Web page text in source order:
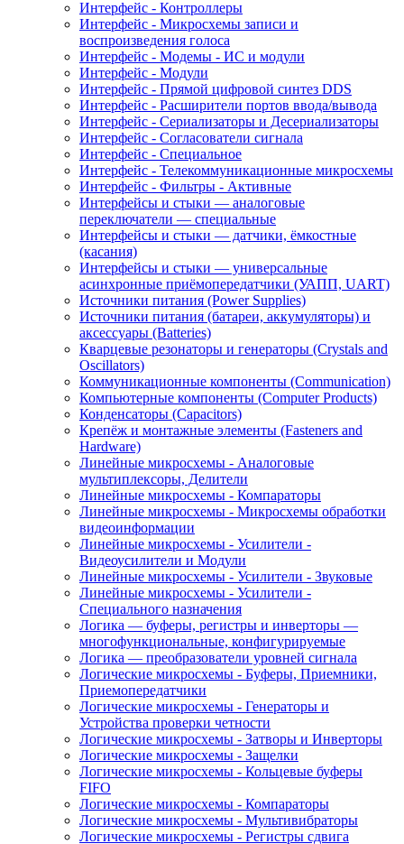
Интерфейс - Контроллеры
Интерфейс - Микросхемы записи и
воспроизведения голоса
Интерфейс - Модемы - ИС и модули
Интерфейс - Модули
Интерфейс - Прямой цифровой синтез DDS
Интерфейс - Расширители портов ввода/вывода
Интерфейс - Сериализаторы и Десериализаторы
Интерфейс - Согласователи сигнала
Интерфейс - Специальное
Интерфейс - Телекоммуникационные микросхемы
Интерфейс - Фильтры - Активные
Интерфейсы и стыки — аналоговые
переключатели — специальные
Интерфейсы и стыки — датчики, ёмкостные
(касания)
Интерфейсы и стыки — универсальные
асинхронные приёмопередатчики (УАПП, UART)
Источники питания (Power Supplies)
Источники питания (батареи, аккумуляторы) и
аксессуары (Batteries)
Кварцевые резонаторы и генераторы (Crystals and
Oscillators)
Коммуникационные компоненты (Communication)
Компьютерные компоненты (Computer Products)
Конденсаторы (Capacitors)
Крепёж и монтажные элементы (Fasteners and
Hardware)
Линейные микросхемы - Аналоговые
мультиплексоры, Делители
Линейные микросхемы - Компараторы
Линейные микросхемы - Микросхемы обработки
видеоинформации
Линейные микросхемы - Усилители -
Видеоусилители и Модули
Линейные микросхемы - Усилители - Звуковые
Линейные микросхемы - Усилители -
Специального назначения
Логика — буферы, регистры и инверторы —
многофункциональные, конфигурируемые
Логика — преобразователи уровней сигнала
Логические микросхемы - Буферы, Приемники,
Приемопередатчики
Логические микросхемы - Генераторы и
Устройства проверки четности
Логические микросхемы - Затворы и Инверторы
Логические микросхемы - Защелки
Логические микросхемы - Кольцевые буферы
FIFO
Логические микросхемы - Компараторы
Логические микросхемы - Мультивибраторы
Логические микросхемы - Регистры сдвига